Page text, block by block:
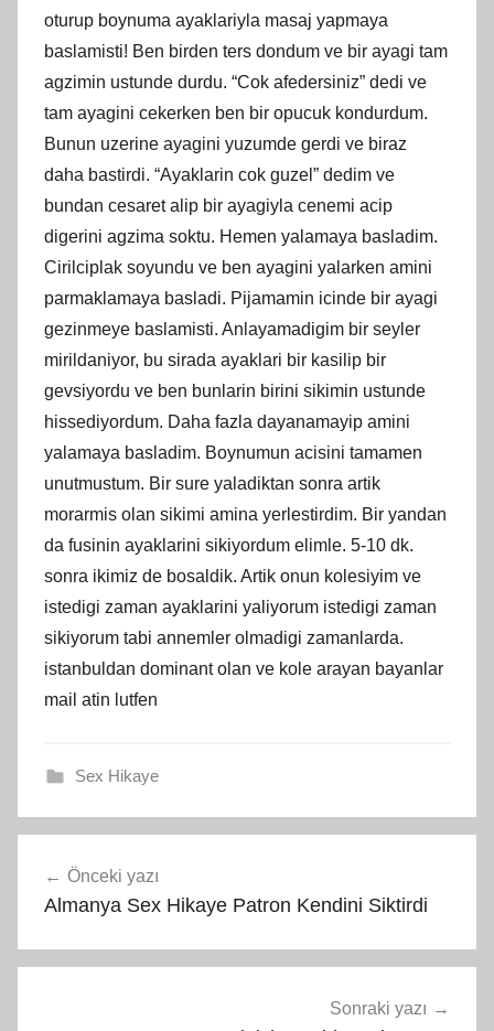
oturup boynuma ayaklariyla masaj yapmaya
baslamisti! Ben birden ters dondum ve bir ayagi tam
agzimin ustunde durdu. “Cok afedersiniz” dedi ve
tam ayagini cekerken ben bir opucuk kondurdum.
Bunun uzerine ayagini yuzumde gerdi ve biraz
daha bastirdi. “Ayaklarin cok guzel” dedim ve
bundan cesaret alip bir ayagiyla cenemi acip
digerini agzima soktu. Hemen yalamaya basladim.
Cirilciplak soyundu ve ben ayagini yalarken amini
parmaklamaya basladi. Pijamamin icinde bir ayagi
gezinmeye baslamisti. Anlayamadigim bir seyler
mirildaniyor, bu sirada ayaklari bir kasilip bir
gevsiyordu ve ben bunlarin birini sikimin ustunde
hissediyordum. Daha fazla dayanamayip amini
yalamaya basladim. Boynumun acisini tamamen
unutmustum. Bir sure yaladiktan sonra artik
morarmis olan sikimi amina yerlestirdim. Bir yandan
da fusinin ayaklarini sikiyordum elimle. 5-10 dk.
sonra ikimiz de bosaldik. Artik onun kolesiyim ve
istedigi zaman ayaklarini yaliyorum istedigi zaman
sikiyorum tabi annemler olmadigi zamanlarda.
istanbuldan dominant olan ve kole arayan bayanlar
mail atin lutfen
Sex Hikaye
gezinmesi
Önceki yazı
Almanya Sex Hikaye Patron Kendini Siktirdi
Sonraki yazı